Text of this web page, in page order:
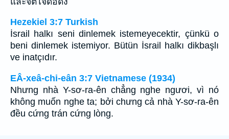
Hezekiel 3:7 Turkish
İsrail halkı seni dinlemek istemeyecektir, çünkü o
beni dinlemek istemiyor. Bütün İsrail halkı dikbaşlı
ve inatçıdır.
EÂ-xeâ-chi-eân 3:7 Vietnamese (1934)
Nhưng nhà Y-sơ-ra-ên chẳng nghe ngươi, vì nó
không muốn nghe ta; bởi chưng cả nhà Y-sơ-ra-ên
đều cứng trán cứng lòng.